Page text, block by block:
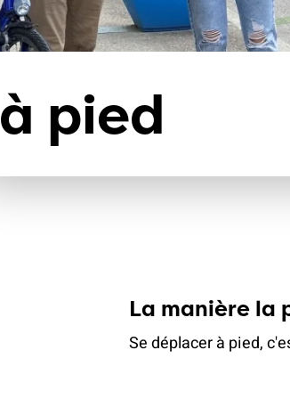
à pied
La manière la
Se déplacer à pied,